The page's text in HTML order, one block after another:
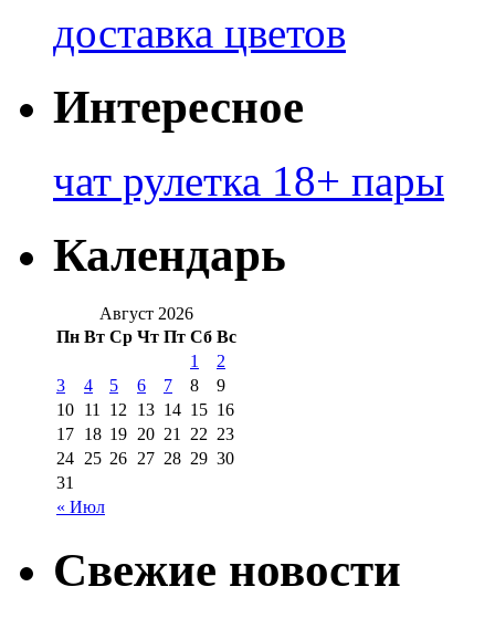
доставка цветов
Интересное
чат рулетка 18+ пары
Календарь
Август 2026
Пн Вт Ср Чт Пт Сб Вс
« Июл
1
2
3
4 5 6 7 8
9
10 11 12 13 14 15 16
17 18 19 20 21 22 23
24 25 26 27 28 29 30
31
Свежие новости